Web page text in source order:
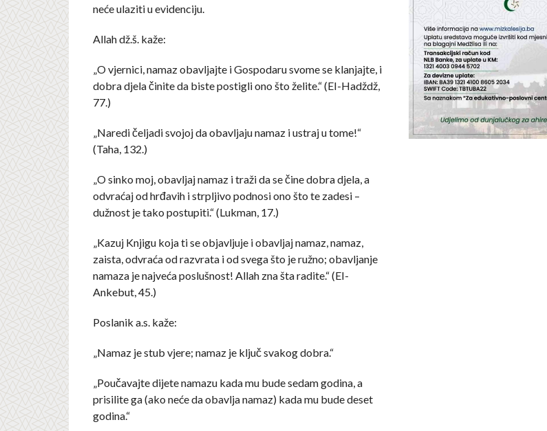
neće ulaziti u evidenciju.
Allah dž.š. kaže:
„O vjernici, namaz obavljajte i Gospodaru svome se klanjajte, i
dobra djela činite da biste postigli ono što želite.“ (EI-Had­ždž,
77.)
„Na­redi čeljadi svojoj da obavljaju namaz i ustraj u tome!“
(Taha, 132.)
„O sinko moj, obav­ljaj namaz i traži da se čine dobra djela, a
odvraćaj od hrđavih i strpljivo podnosi ono što te zadesi –
dužnost je tako po­stupiti.“ (Lukman, 17.)
„Kazuj Knjigu koja ti se objavljuje i obavljaj namaz, namaz,
zaista, odvraća od razvrata i od svega što je ružno; obavljanje
namaza je naj­veća poslušnost! Allah zna šta radite.“ (EI-
Ankebut, 45.)
Poslanik a.s. kaže:
„Namaz je stub vjere; namaz je ključ svakog dobra.“
„Poučavajte dijete namazu kada mu bude sedam godina, a
prisilite ga (ako neće da obavlja namaz) kada mu bude deset
godina.“